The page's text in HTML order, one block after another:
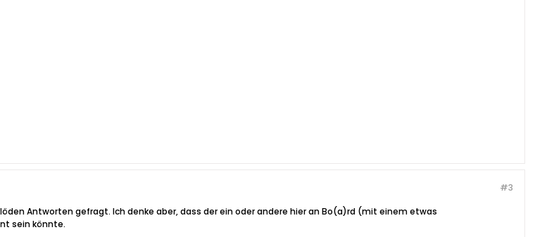
#3
Antworten gefragt. Ich denke aber, dass der ein oder andere hier an Bo(a)rd (mit einem etwas
sein könnte.